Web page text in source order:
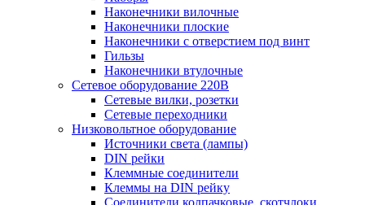
Наконечники вилочные
Наконечники плоские
Наконечники с отверстием под винт
Гильзы
Наконечники втулочные
Сетевое оборудование 220В
Сетевые вилки, розетки
Сетевые переходники
Низковольтное оборудование
Источники света (лампы)
DIN рейки
Клеммные соединители
Клеммы на DIN рейку
Соединители колпачковые, скотчлоки,